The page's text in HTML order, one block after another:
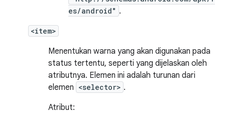
es/android" .
<item>
Menentukan warna yang akan digunakan pada
status tertentu, seperti yang dijelaskan oleh
atributnya. Elemen ini adalah turunan dari
elemen <selector> .
Atribut: